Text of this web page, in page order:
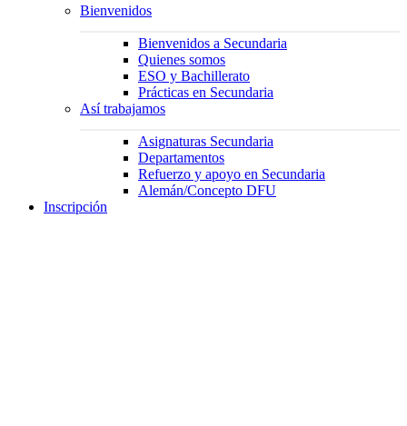
Bienvenidos
Bienvenidos a Secundaria
Quienes somos
ESO y Bachillerato
Prácticas en Secundaria
Así trabajamos
Asignaturas Secundaria
Departamentos
Refuerzo y apoyo en Secundaria
Alemán/Concepto DFU
Inscripción